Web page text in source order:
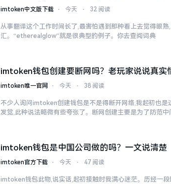
imtoken中文版下载 ⋅ 今天 ⋅ 32 阅读
从事翻译这个工作时间长了,最害怕遇到那种看上去觉得眼
汇。“etherealglow”就是很典型的例子。你去查阅词典
imtoken钱包创建要断网吗？老玩家说说真实
imtoken唯一官网 ⋅ 今天 ⋅ 38 阅读
不少人询问imtoken创建钱包是不是得断开网络,我起初也是
发觉,此种说法略微有些夸张了。断网创建主要是为了防范中
imtoken钱包是中国公司做的吗？一文说清楚
imtoken官方下载 ⋅ 今天 ⋅ 47 阅读
imtoken钱包此物,说实话,起初接触时我满心迷茫。历经一